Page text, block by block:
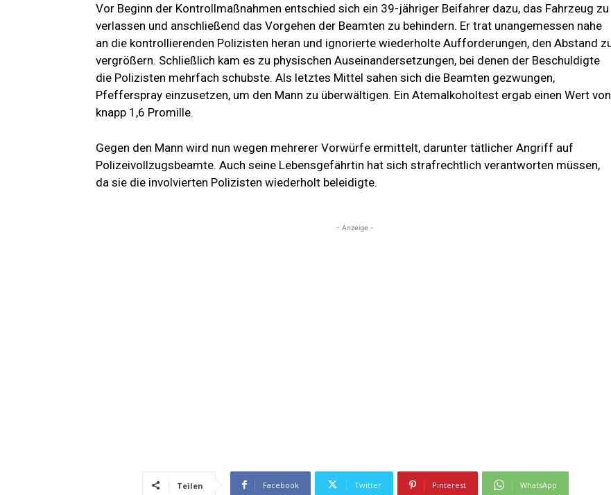
Vor Beginn der Kontrollmaßnahmen entschied sich ein 39-jähriger Beifahrer dazu, das Fahrzeug zu
verlassen und anschließend das Vorgehen der Beamten zu behindern. Er trat unangemessen nahe
an die kontrollierenden Polizisten heran und ignorierte wiederholte Aufforderungen, den Abstand
vergrößern. Schließlich kam es zu physischen Auseinandersetzungen, bei denen der Beschuldigte
die Polizisten mehrfach schubste. Als letztes Mittel sahen sich die Beamten gezwungen,
Pfefferspray einzusetzen, um den Mann zu überwältigen. Ein Atemalkoholtest ergab einen Wert von
knapp 1,6 Promille.
Gegen den Mann wird nun wegen mehrerer Vorwürfe ermittelt, darunter tätlicher Angriff auf
Polizeivollzugsbeamte. Auch seine Lebensgefährtin hat sich strafrechtlich verantworten müssen,
da sie die involvierten Polizisten wiederholt beleidigte.
- Anzeige -
Teilen Facebook Twitter Pinterest WhatsApp